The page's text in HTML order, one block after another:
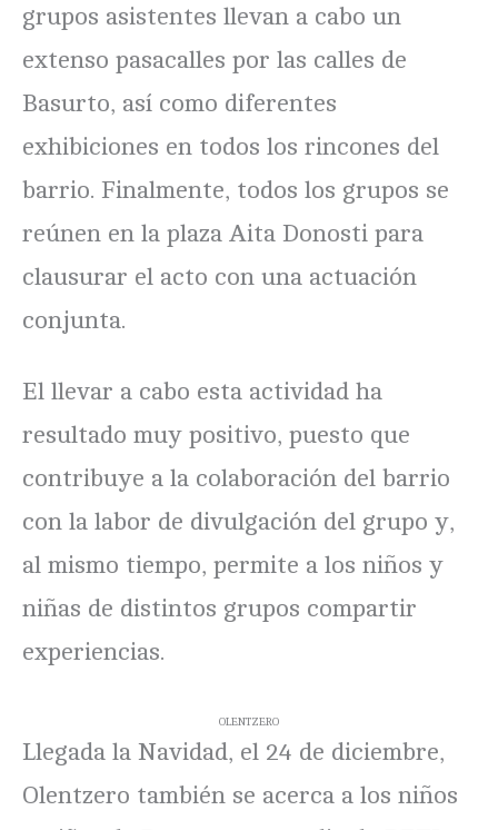
grupos asistentes llevan a cabo un
extenso pasacalles por las calles de
Basurto, así como diferentes
exhibiciones en todos los rincones del
barrio. Finalmente, todos los grupos se
reúnen en la plaza Aita Donosti para
clausurar el acto con una actuación
conjunta.
El llevar a cabo esta actividad ha
resultado muy positivo, puesto que
contribuye a la colaboración del barrio
con la labor de divulgación del grupo y,
al mismo tiempo, permite a los niños y
niñas de distintos grupos compartir
experiencias.
OLENTZERO
Llegada la Navidad, el 24 de diciembre,
Olentzero también se acerca a los niños